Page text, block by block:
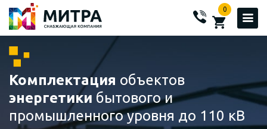
0
Комплектация объектов
энергетики бытового и
промышленного уровня до 110 кВ